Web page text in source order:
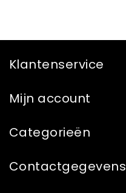
Klantenservice
Mijn account
Categorieën
Contactgegevens